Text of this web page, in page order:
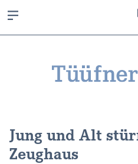
Jung und Alt
Zeughaus